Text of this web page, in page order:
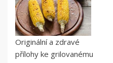
Originální a zdravé
přílohy ke grilovanému